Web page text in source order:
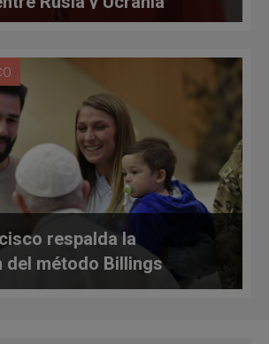
respalda la
del método Billings